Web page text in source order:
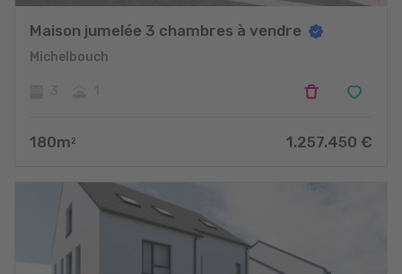
Maison jumelée 3 chambres à vendre
Michelbouch
180m 2 1.257.450 €